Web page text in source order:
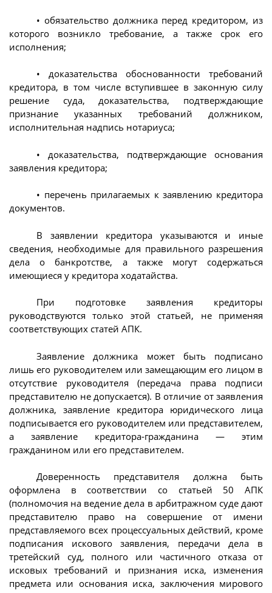
• обязательство должника перед кредитором, из
которого возникло требование, а также срок его
исполнения;
• доказательства обоснованности требований
кредитора, в том числе вступившее в законную силу
решение суда, доказательства, подтверждающие
признание указанных требований должником,
исполнительная надпись нотариуса;
• доказательства, подтверждающие основания
заявления кредитора;
• перечень прилагаемых к заявлению кредитора
документов.
В заявлении кредитора указываются и иные
сведения, необходимые для правильного разрешения
дела о банкротстве, а также могут содержаться
имеющиеся у кредитора ходатайства.
При подготовке заявления кредиторы
руководствуются только этой статьей, не применяя
соответствующих статей АПК.
Заявление должника может быть подписано
лишь его руководителем или замещающим его лицом в
отсутствие руководителя (передача права подписи
представителю не допускается). В отличие от заявления
должника, заявление кредитора юридического лица
подписывается его руководителем или представителем,
а заявление кредитора-гражданина — этим
гражданином или его представителем.
Доверенность представителя должна быть
оформлена в соответствии со статьей 50 АПК
(полномочия на ведение дела в арбитражном суде дают
представителю право на совершение от имени
представляемого всех процессуальных действий, кроме
подписания искового заявления, передачи дела в
третейский суд, полного или частичного отказа от
исковых требований и признания иска, изменения
предмета или основания иска, заключения мирового